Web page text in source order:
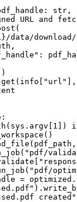
str ,
URL and
/data/
:
"url" ],
:
1 ])
"pdf/
"pdf/
=
created"